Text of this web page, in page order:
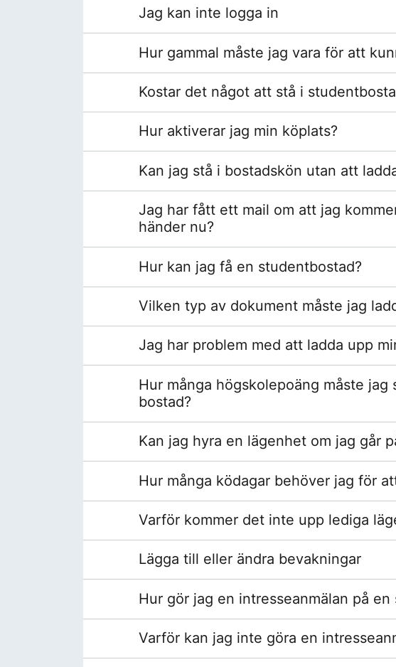
Jag kan inte logga in
Hur gammal måste jag vara för att
Kostar det något att stå i
Hur aktiverar jag min köplats?
Kan jag stå i bostadskön utan att
Jag har fått ett mail om att jag
händer nu?
Hur kan jag få en studentbostad?
Vilken typ av dokument måste jag
Jag har problem med att ladda upp
Hur många högskolepoäng måste
bostad?
Kan jag hyra en lägenhet om jag går
Hur många ködagar behöver jag för
Varför kommer det inte upp lediga
Lägga till eller ändra bevakningar
Hur gör jag en intresseanmälan på
Varför kan jag inte göra en